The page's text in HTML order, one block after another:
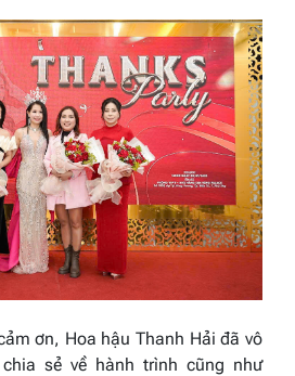
ơn, Hoa hậu Thanh Hải đã vô
sẻ về hành trình cũng như